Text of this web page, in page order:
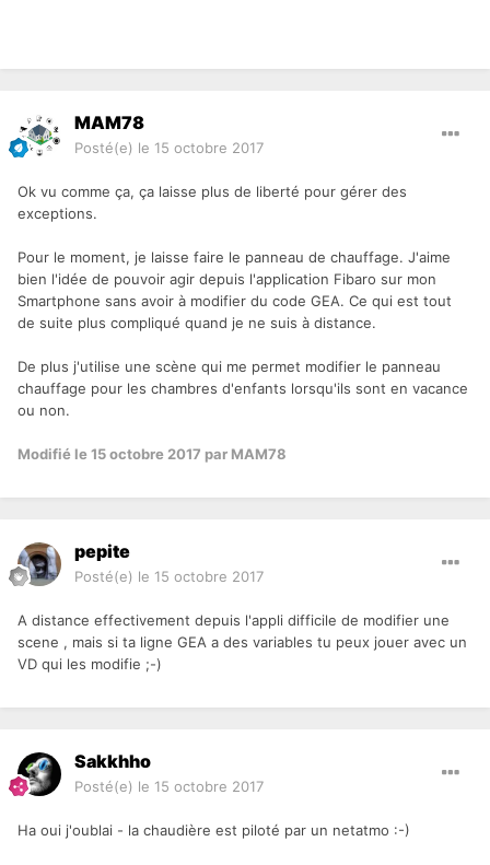
MAM78
Posté(e) le 15 octobre 2017
Ok vu comme ça, ça laisse plus de liberté pour gérer des
exceptions.
Pour le moment, je laisse faire le panneau de chauffage. J'aime
bien l'idée de pouvoir agir depuis l'application Fibaro sur mon
Smartphone sans avoir à modifier du code GEA. Ce qui est tout
de suite plus compliqué quand je ne suis à distance.
De plus j'utilise une scène qui me permet modifier le panneau
chauffage pour les chambres d'enfants lorsqu'ils sont en vacance
ou non.
Modifié le 15 octobre 2017 par MAM78
pepite
Posté(e) le 15 octobre 2017
A distance effectivement depuis l'appli difficile de modifier une
scene , mais si ta ligne GEA a des variables tu peux jouer avec un
VD qui les modifie ;-)
Sakkhho
Posté(e) le 15 octobre 2017
Ha oui j'oublai - la chaudière est piloté par un netatmo :-)